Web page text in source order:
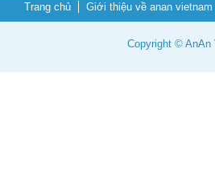
Trang chủ Giới thiệu về anan vietnam
Copyright © AnAn